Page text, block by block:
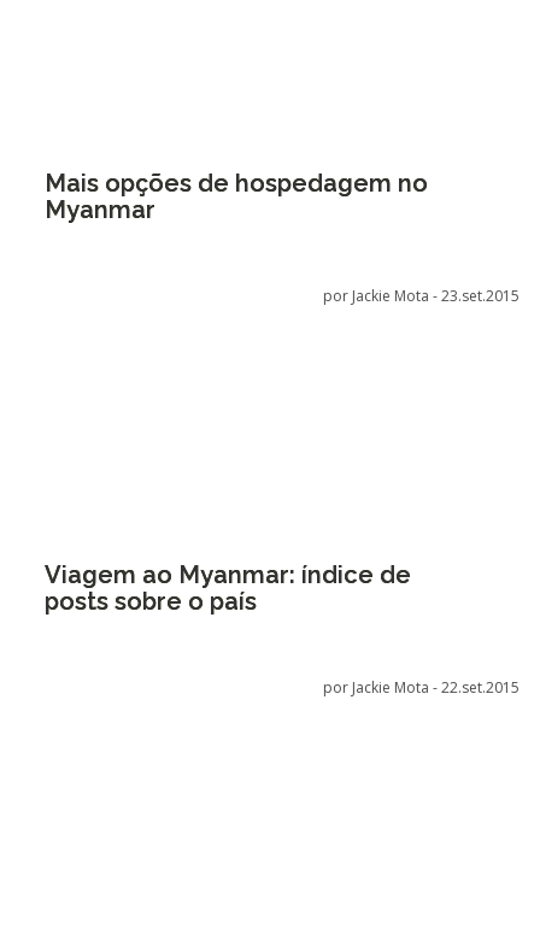
Mais opções de hospedagem no
Myanmar
por Jackie Mota -23.set.2015
Viagem ao Myanmar: índice de
posts sobre o país
por Jackie Mota -22.set.2015